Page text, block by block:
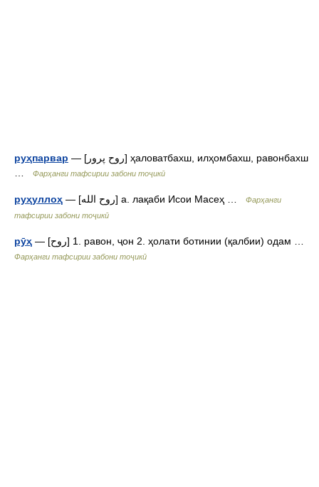
руҳпарвар — [روح پرور] ҳаловатбахш, илҳомбахш, равонбахш
Фарҳанги тафсирии забони тоҷикӣ
руҳуллоҳ — [روح الله] а. лақаби Исои Масеҳ …
Фарҳанги
тафсирии забони тоҷикӣ
рӯҳ — [روح] 1. равон, ҷон 2. ҳолати ботинии (қалбии) одам …
Фарҳанги тафсирии забони тоҷикӣ